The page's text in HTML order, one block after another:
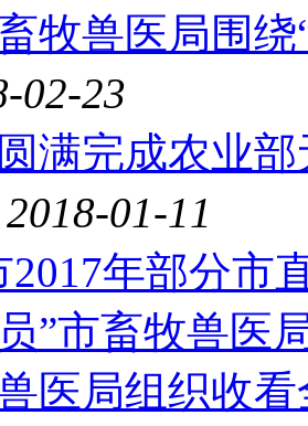
牧兽医局围
02-23
满完成农业
2018-01-11
2017年部分市
”市畜牧兽医
医局组织收